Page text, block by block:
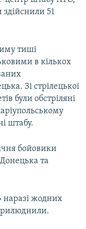
51
тиші
в кількох
Зі стрілецької
були обстріляні
штабу.
бойовики
та
жодних